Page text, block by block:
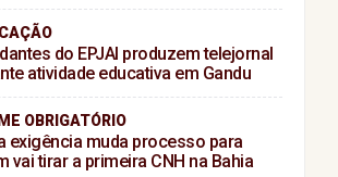
do EPJAI produzem telejornal
atividade educativa em Gandu
OBRIGATÓRIO
exigência muda processo para
vai tirar a primeira CNH na Bahia